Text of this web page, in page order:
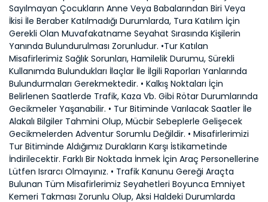
Sayılmayan Çocukların Anne Veya Babalarından Biri Veya
İkisi İle Beraber Katılmadığı Durumlarda, Tura Katılım İçin
Gerekli Olan Muvafakatname Seyahat Sırasında Kişilerin
Yanında Bulundurulması Zorunludur. •Tur Katılan
Misafirlerimiz Sağlık Sorunları, Hamilelik Durumu, Sürekli
Kullanımda Bulundukları İlaçlar İle İlgili Raporları Yanlarında
Bulundurmaları Gerekmektedir. • Kalkış Noktaları İçin
Belirlenen Saatlerde Trafik, Kaza Vb. Gibi Rötar Durumlarında
Gecikmeler Yaşanabilir. • Tur Bitiminde Varılacak Saatler İle
Alakalı Bilgiler Tahmini Olup, Mücbir Sebeplerle Gelişecek
Gecikmelerden Adventur Sorumlu Değildir. • Misafirlerimizi
Tur Bitiminde Aldığımız Durakların Karşı İstikametinde
İndirilecektir. Farklı Bir Noktada İnmek İçin Araç Personellerine
Lütfen Israrcı Olmayınız. • Trafik Kanunu Gereği Araçta
Bulunan Tüm Misafirlerimiz Seyahetleri Boyunca Emniyet
Kemeri Takması Zorunlu Olup, Aksi Haldeki Durumlarda